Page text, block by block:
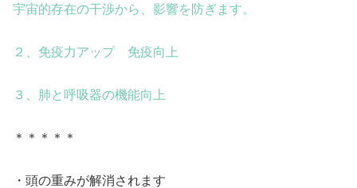
宇宙的存在の干渉から、影響を防ぎます。
２、免疫力アップ 免疫向上
３、肺と呼吸器の機能向上
＊＊＊＊＊
・頭の重みが解消されます